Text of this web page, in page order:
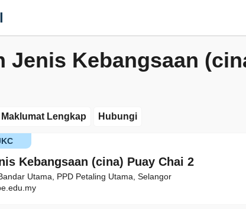
Jenis Kebangsaan
Maklumat Lengkap Hubungi
Kebangsaan (cina) Puay Chai 2
Utama, PPD Petaling Utama, Selangor